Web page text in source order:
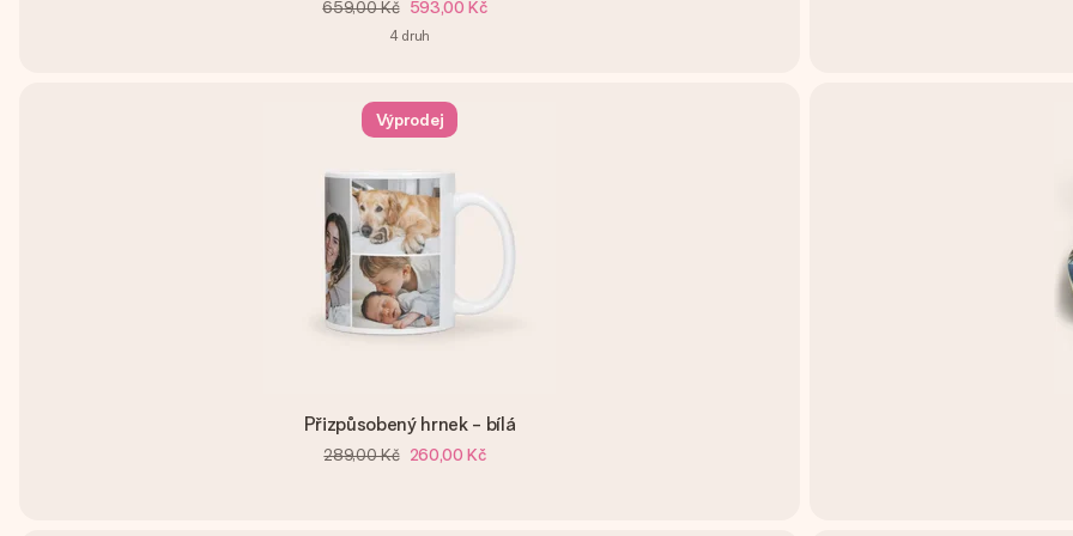
659,00 Kč 593,00 Kč
4 druh
Výprodej
Přizpůsobený hrnek - bílá
289,00 Kč 260,00 Kč